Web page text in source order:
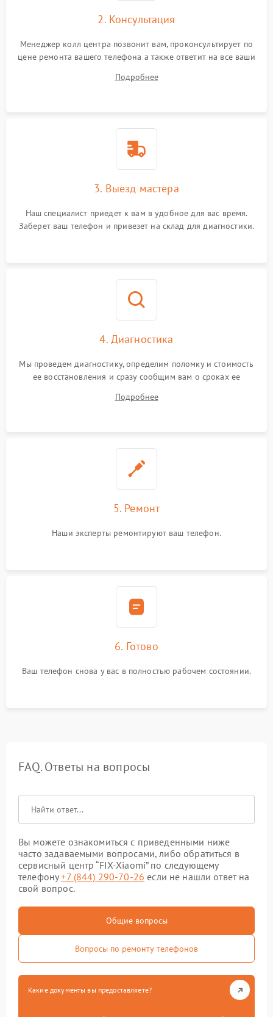
2. Консультация
Менеджер колл центра позвонит вам, проконсультирует по
цене ремонта вашего телефона а также ответит на все ваши
Подробнее
3. Выезд мастера
Наш специалист приедет к вам в удобное для вас время.
Заберет ваш телефон и привезет на склад для диагностики.
4. Диагностика
Мы проведем диагностику, определим поломку и стоимость
ее восстановления и сразу сообщим вам о сроках ее
Подробнее
5. Ремонт
Наши эксперты ремонтируют ваш телефон.
6. Готово
Ваш телефон снова у вас в полностью рабочем состоянии.
FAQ. Ответы на вопросы
Вы можете ознакомиться с приведенными ниже
часто задаваемыми вопросами, либо обратиться в
сервисный центр “FIX-Xiaomi” по следующему
телефону+7 (844) 290-70-26 если не нашли ответ на
свой вопрос.
Общие вопросы
Вопросы по ремонту телефонов
Какие документы вы предоставляете?